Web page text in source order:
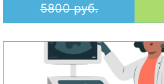
5800 руб.